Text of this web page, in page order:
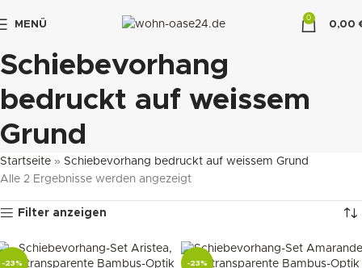
MENÜ
0
0,00
Schiebevorhang
bedruckt auf weissem
Grund
Startseite » Schiebevorhang bedruckt auf weissem Grund
Alle 2 Ergebnisse werden angezeigt
Filter anzeigen
-23% -23%